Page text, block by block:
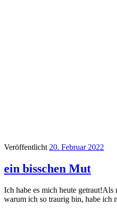
Veröffentlicht 20. Februar 2022
ein bisschen Mut
Ich habe es mich heute getraut!Als
warum ich so traurig bin, habe